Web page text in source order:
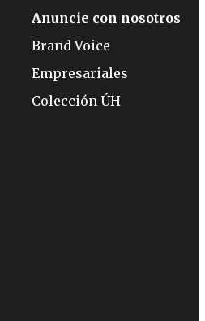
Anuncie con nosotros
Brand Voice
Empresariales
Colección ÚH